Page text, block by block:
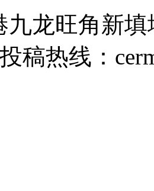
九龙旺角新
投稿热线：